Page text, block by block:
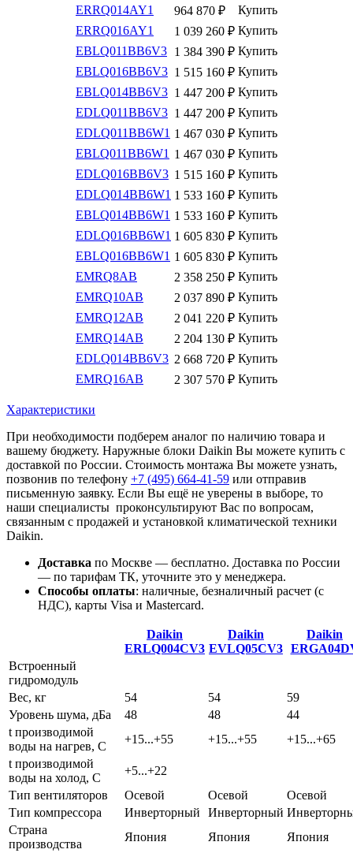
ERRQ014AY1
964 870 ₽
Купить
ERRQ016AY1
1 039 260 ₽ Купить
EBLQ011BB6V3 1 384 390 ₽ Купить
EBLQ016BB6V3 1 515 160 ₽ Купить
EBLQ014BB6V3 1 447 200 ₽ Купить
EDLQ011BB6V3 1 447 200 ₽ Купить
EDLQ011BB6W1 1 467 030 ₽ Купить
EBLQ011BB6W1 1 467 030 ₽ Купить
EDLQ016BB6V3 1 515 160 ₽ Купить
EDLQ014BB6W1 1 533 160 ₽ Купить
EBLQ014BB6W1 1 533 160 ₽ Купить
EDLQ016BB6W1 1 605 830 ₽ Купить
EBLQ016BB6W1 1 605 830 ₽ Купить
EMRQ8AB
2 358 250 ₽ Купить
EMRQ10AB
2 037 890 ₽ Купить
EMRQ12AB
2 041 220 ₽ Купить
EMRQ14AB
2 204 130 ₽ Купить
EDLQ014BB6V3 2 668 720 ₽ Купить
EMRQ16AB
2 307 570 ₽ Купить
Характеристики
При необходимости подберем аналог по наличию товара и
вашему бюджету. Наружные блоки Daikin Вы можете купить с
доставкой по России. Стоимость монтажа Вы можете узнать,
позвонив по телефону +7 (495) 664-41-59 или отправив
письменную заявку. Если Вы ещё не уверены в выборе, то
наши специалисты проконсультируют Вас по вопросам,
связанным с продажей и установкой климатической техники
Daikin.
Доставка по Москве — бесплатно. Доставка по России
— по тарифам ТК, уточните это у менеджера.
Способы оплаты: наличные, безналичный расчет (с
НДС), карты Visa и Mastercard.
Daikin
ERLQ004CV3
Daikin
EVLQ05CV3
Daikin
Встроенный
гидромодуль
Вес, кг
54 54
59
Уровень шума, дБа
48 48
44
t производимой
воды на нагрев, С
+15...+55 +15...+55
+15...+65
t производимой
воды на холод, С
+5...+22
Тип вентиляторов
Осевой Осевой
Осевой
Тип компрессора
Инверторный Инверторный
Страна
производства
Япония Япония
Япония